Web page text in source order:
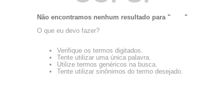
Não encontramos nenhum resultado para "1041 "
O que eu devo fazer?
Verifique os termos digitados.
Tente utilizar uma única palavra.
Utilize termos genéricos na busca.
Tente utilizar sinônimos do termo desejado.